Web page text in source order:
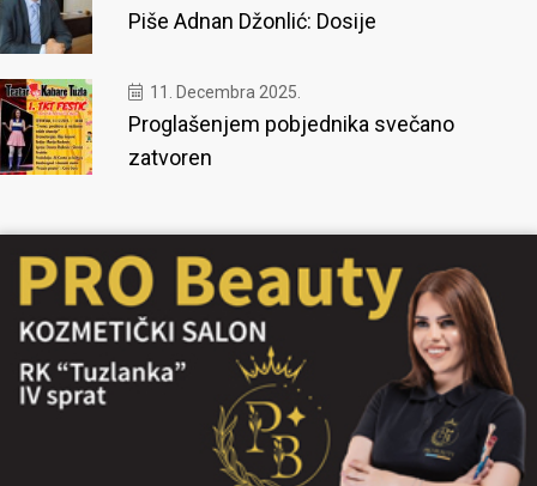
Piše Adnan Džonlić: Dosije
11. Decembra 2025.
Proglašenjem pobjednika svečano
zatvoren